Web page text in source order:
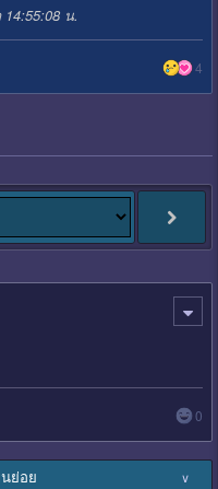
น.
4
0
ย่อย ∨